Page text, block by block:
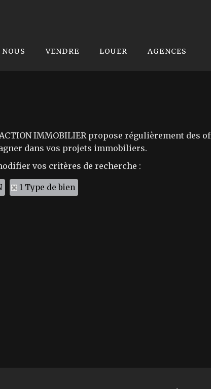
VENDRE LOUER AGENCES
IMMOBILIER propose régulièrement des
dans vos projets immobiliers.
vos critères de recherche :
1 Type de bien